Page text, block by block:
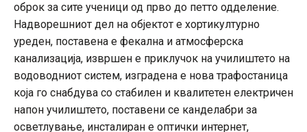
оброк за сите ученици од прво до петто одделение.
Надворешниот дел на објектот е хортикултурно
уреден, поставена е фекална и атмосферска
канализација, извршен е приклучок на училиштето на
водоводниот систем, изградена е нова трафостаница
која го снабдува со стабилен и квалитетен електричен
напон училиштето, поставени се канделабри за
осветлување, инсталиран е оптички интернет,